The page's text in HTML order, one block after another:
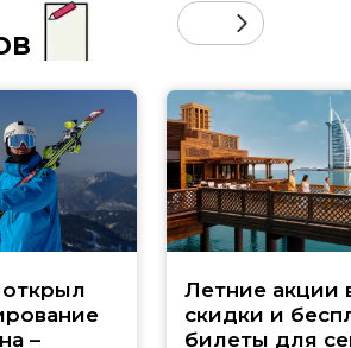
открыл
–
Летние акции
скидки и
билеты для